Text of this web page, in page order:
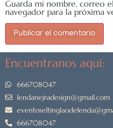
Guarda mi nombre, correo
navegador para la próxima
Encuentranos aquí:
666708047
lendanejradesign@gmail.com
666708047